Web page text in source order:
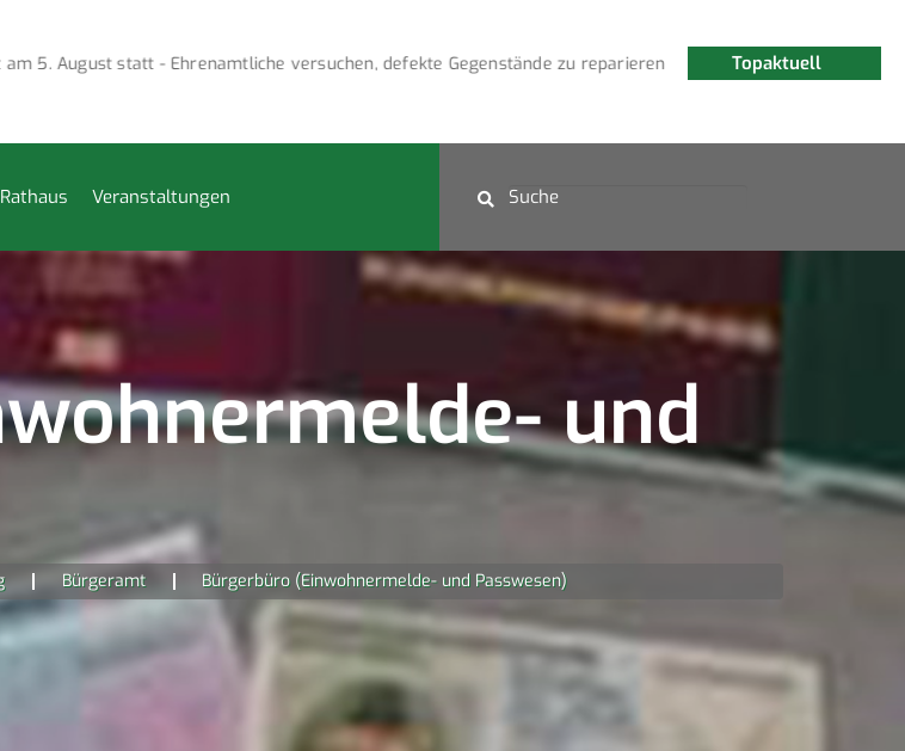
Topaktuell
August statt - Ehrenamtliche versuchen, defekte Gegenstände zu reparieren Fledermauswanderung
Rathaus Veranstaltungen
und
Bürgeramt Bürgerbüro (Einwohnermelde- und Passwesen)